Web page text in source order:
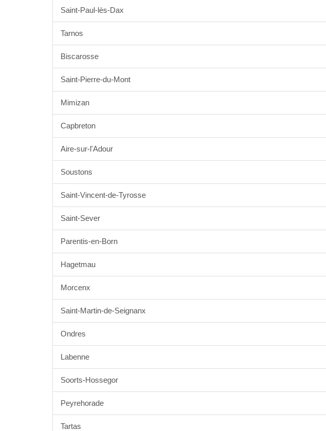
Saint-Paul-lès-Dax
Tarnos
Biscarosse
Saint-Pierre-du-Mont
Mimizan
Capbreton
Aire-sur-l'Adour
Soustons
Saint-Vincent-de-Tyrosse
Saint-Sever
Parentis-en-Born
Hagetmau
Morcenx
Saint-Martin-de-Seignanx
Ondres
Labenne
Soorts-Hossegor
Peyrehorade
Tartas